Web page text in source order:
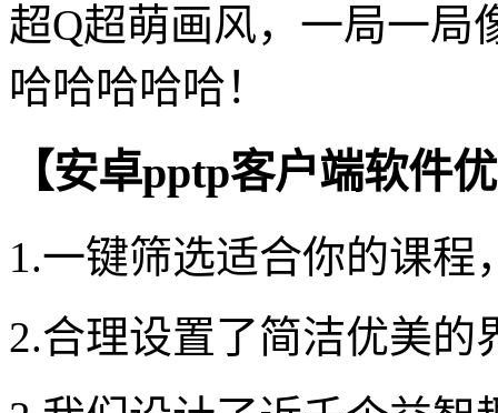
超Q超萌画风，一局一局
哈哈哈哈哈！
【安卓pptp客户端软件
1.一键筛选适合你的课
2.合理设置了简洁优美的